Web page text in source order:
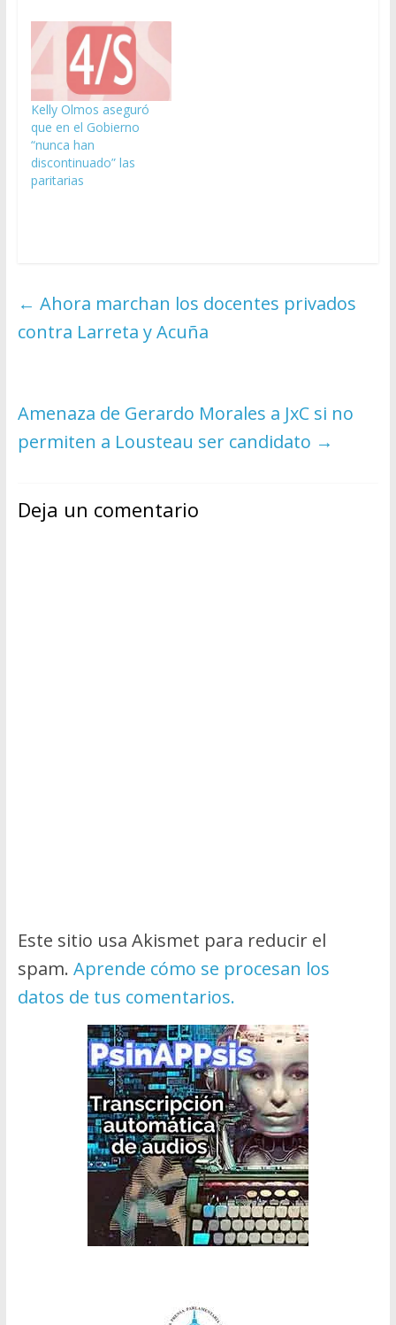
Kelly Olmos aseguró
que en el Gobierno
“nunca han
discontinuado” las
paritarias
← Ahora marchan los docentes privados
contra Larreta y Acuña
Amenaza de Gerardo Morales a JxC si no
permiten a Lousteau ser candidato →
Deja un comentario
Este sitio usa Akismet para reducir el
spam. Aprende cómo se procesan los
datos de tus comentarios.